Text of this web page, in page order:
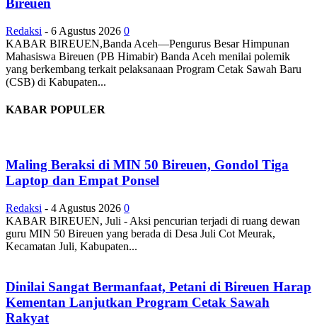
Bireuen
Redaksi - 6 Agustus 2026 0
KABAR BIREUEN,Banda Aceh—Pengurus Besar Himpunan
Mahasiswa Bireuen (PB Himabir) Banda Aceh menilai polemik
yang berkembang terkait pelaksanaan Program Cetak Sawah Baru
(CSB) di Kabupaten...
KABAR POPULER
Maling Beraksi di MIN 50 Bireuen, Gondol Tiga
Laptop dan Empat Ponsel
Redaksi - 4 Agustus 2026 0
KABAR BIREUEN, Juli - Aksi pencurian terjadi di ruang dewan
guru MIN 50 Bireuen yang berada di Desa Juli Cot Meurak,
Kecamatan Juli, Kabupaten...
Dinilai Sangat Bermanfaat, Petani di Bireuen Harap
Kementan Lanjutkan Program Cetak Sawah
Rakyat